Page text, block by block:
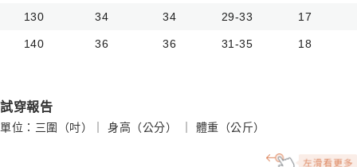
130 34 34 29-33 17
140 36 36 31-35 18
試穿報告
單位：三圍（吋）｜ 身高（公分） ｜ 體重（公斤）